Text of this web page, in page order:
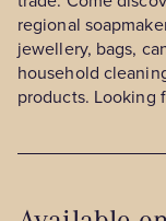
regional
jewellery, bags,
household
products. Looking